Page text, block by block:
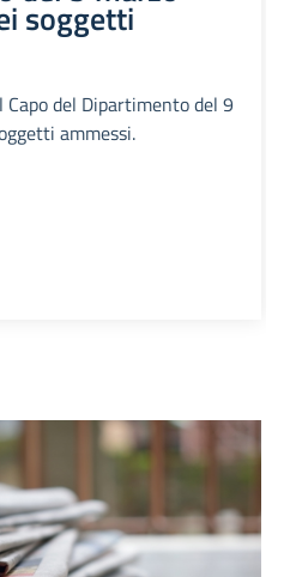
soggetti
del Dipartimento del 9
ammessi.